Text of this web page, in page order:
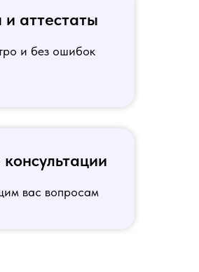
аттестаты
и без ошибок
вас вопросам